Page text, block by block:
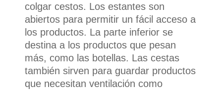
colgar cestos. Los estantes son
abiertos para permitir un fácil acceso a
los productos. La parte inferior se
destina a los productos que pesan
más, como las botellas. Las cestas
también sirven para guardar productos
que necesitan ventilación como